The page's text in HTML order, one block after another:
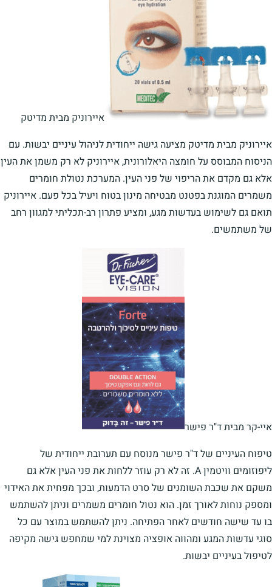
איירוניק מבית מדיטק
איירוניק מבית מדיטק מציעה גישה ייחודית לניהול עיניים יבשות. עם
הניסוח המבוסס על חומצה היאלורונית, איירוניק לא רק משמן את העין
אלא גם מקדם את הריפוי של פני העין. המערכת נטולת חומרים
משמרים המוגנת בפטנט מבטיחה מינון בטוח ויעיל בכל פעם. איירוניק
תואם גם לשימוש בעדשות מגע, ומציע פתרון רב-תכליתי למגוון רחב
של משתמשים.
איי-קר מבית ד"ר פישר
טיפוח העיניים של ד"ר פישר מנוסח עם תערובת ייחודית של
ליפוזומים וויטמין A. זה לא רק עוזר ללחות את פני העין אלא גם
משקם את שכבת השומנים של סרט הדמעות, ובכך מפחית את האידוי
ומספק נוחות לאורך זמן. הוא נטול חומרים משמרים וניתן להשתמש
בו עד שישה חודשים לאחר הפתיחה. ניתן להשתמש במוצר עם כל
סוגי עדשות המגע ומהווה אופציה מצוינת למי שמחפש גישה מקיפה
לטיפול בעיניים יבשות.